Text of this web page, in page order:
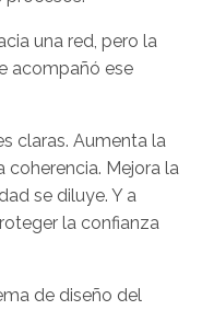
una red, pero la
acompañó ese
claras. Aumenta la
coherencia. Mejora la
se diluye. Y a
la confianza
de diseño del